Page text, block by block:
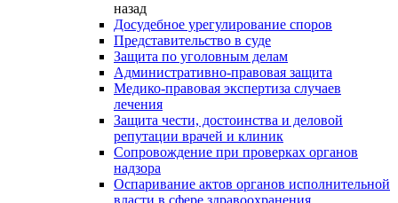
назад
Досудебное урегулирование споров
Представительство в суде
Защита по уголовным делам
Административно-правовая защита
Медико-правовая экспертиза случаев
лечения
Защита чести, достоинства и деловой
репутации врачей и клиник
Сопровождение при проверках органов
надзора
Оспаривание актов органов исполнительной
власти в сфере здравоохранения